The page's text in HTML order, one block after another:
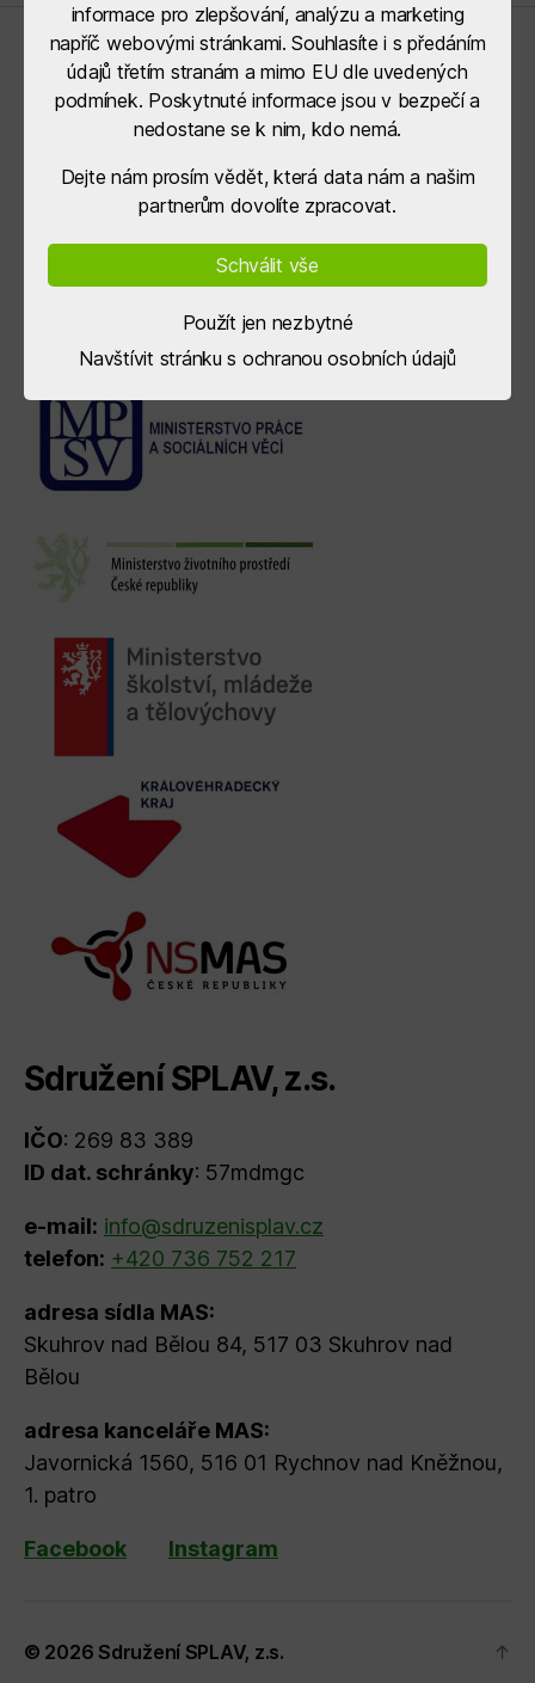
Řídící orgány
Sdružení SPLAV, z.s.
IČO: 269 83 389
ID dat. schránky: 57mdmgc
e-mail: info@sdruzenisplav.cz
telefon: +420 736 752 217
adresa sídla MAS:
Skuhrov nad Bělou 84, 517 03 Skuhrov nad
Bělou
adresa kanceláře MAS:
Javornická 1560, 516 01 Rychnov nad Kněžnou,
1. patro
Facebook Instagram
© 2026Sdružení SPLAV, z.s. ↑
informace pro zlepšování, analýzu a marketing
napříč webovými stránkami. Souhlasíte i s předáním
údajů třetím stranám a mimo EU dle uvedených
podmínek. Poskytnuté informace jsou v bezpečí a
nedostane se k nim, kdo nemá.
Dejte nám prosím vědět, která data nám a našim
partnerům dovolíte zpracovat.
Schválit vše
Použít jen nezbytné
Navštívit stránku s ochranou osobních údajů